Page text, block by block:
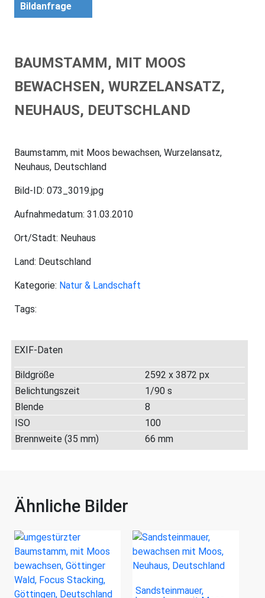
Bildanfrage
BAUMSTAMM, MIT MOOS
BEWACHSEN, WURZELANSATZ,
NEUHAUS, DEUTSCHLAND
Baumstamm, mit Moos bewachsen, Wurzelansatz,
Neuhaus, Deutschland
Bild-ID: 073_3019.jpg
Aufnahmedatum: 31.03.2010
Ort/Stadt: Neuhaus
Land: Deutschland
Kategorie: Natur & Landschaft
Tags:
EXIF-Daten
Bildgröße
2592 x 3872 px
Belichtungszeit
1/90 s
Blende
8
ISO
100
Brennweite (35 mm)
66 mm
Ähnliche Bilder
Sandsteinmauer,